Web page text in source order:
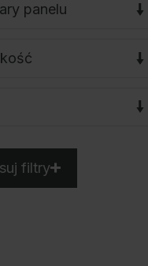
Certyfikaty
Baza danych zdjęć
panelu
filtry